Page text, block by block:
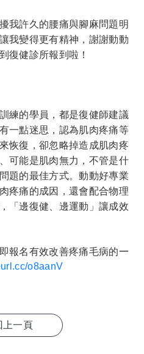
我許久的腰痛與腳麻問題明
我變得更有精神，謝謝動動
復健診所報到啦！
練的學員，都是復健師建議
一點迷思，認為肌肉疼痛等
恢復，卻忽略掉造成肌肉疼
可能是肌肉無力，不管是什
題的最佳方式。動動好專業
疼痛的成因，還會配合物理
「邊復健、邊運動」讓成效
報名有效改善疼痛毛病的一
o8aanV
上一頁